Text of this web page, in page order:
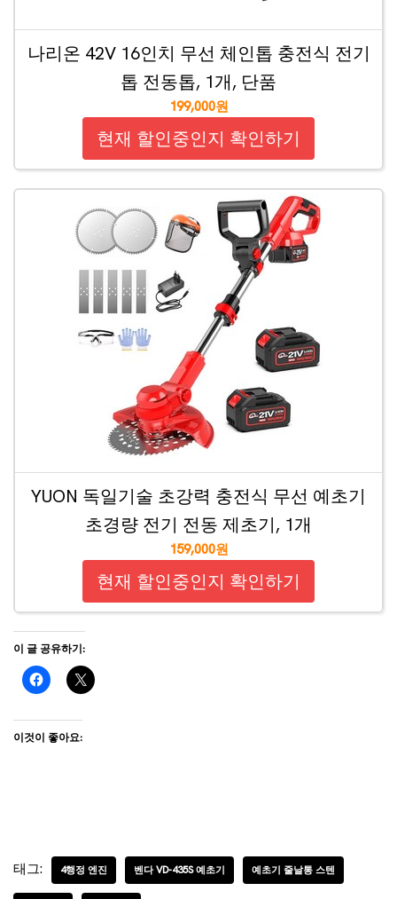
나리온 42V 16인치 무선 체인톱 충전식 전기
톱 전동톱, 1개, 단품
199,000원
현재 할인중인지 확인하기
YUON 독일기술 초강력 충전식 무선 예초기
초경량 전기 전동 제초기, 1개
159,000원
현재 할인중인지 확인하기
이 글 공유하기:
이것이 좋아요:
태그: 4행정 엔진 벤다 VD-435S 예초기 예초기 줄날통 스텐